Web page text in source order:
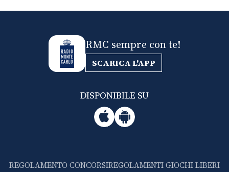
RMC sempre con te!
SCARICA L'APP
DISPONIBILE SU
REGOLAMENTO CONCORSIREGOLAMENTI GIOCHI LIBERI